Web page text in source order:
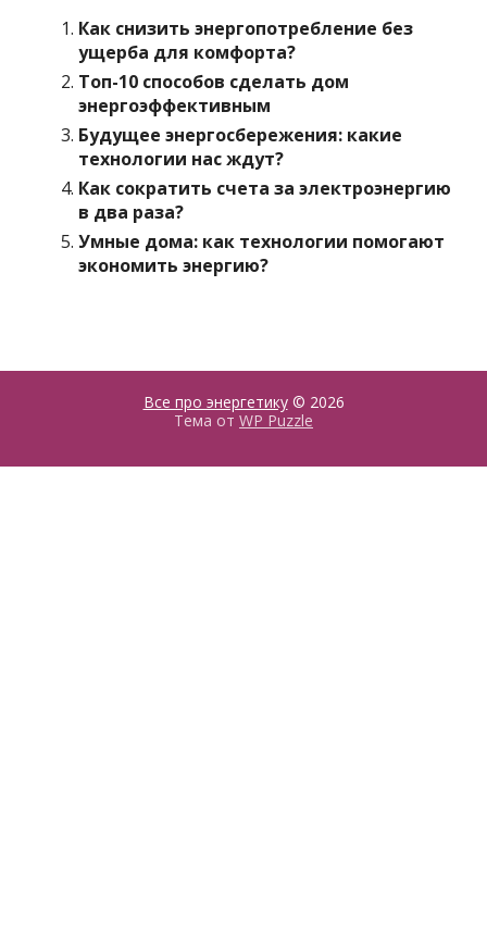
Как снизить энергопотребление без
ущерба для комфорта?
Топ-10 способов сделать дом
энергоэффективным
Будущее энергосбережения: какие
технологии нас ждут?
Как сократить счета за электроэнергию
в два раза?
Умные дома: как технологии помогают
экономить энергию?
Все про энергетику© 2026
Тема от WP Puzzle